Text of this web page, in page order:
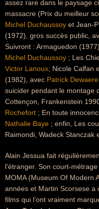
assez rare dans le paysage
massacre (Prix du meilleur
Michel Duchaussoy et Jean-
(1972), gros succès public,
Suivront : Armaguedon
Michel Duchaussoy ; Les
Victor Lanoux , Nicole
(1982), avec Patrick Dewaere
suicider pendant le
Cottençon, Frankenstein
Rochefort ; En toute
Nathalie Baye ; enfin, Les
Raimondi, Wadeck Stanczak
Alain Jessua fait
l'étranger. Son court-
MOMA (Museum Of Modern
années et Martin Scorsese a
films qui l’ont vraiment